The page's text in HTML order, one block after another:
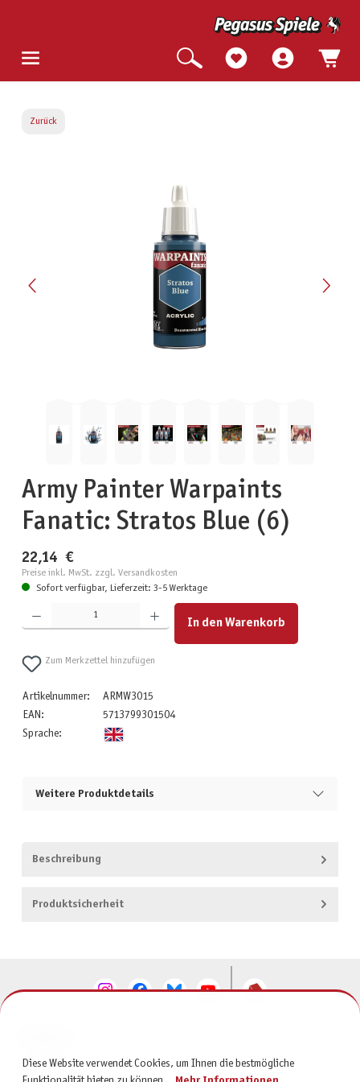
Zurück
Army Painter Warpaints
Fanatic: Stratos Blue (6)
22,14 €
Preise inkl. MwSt. zzgl. Versandkosten
Sofort verfügbar, Lieferzeit: 3-5 Werktage
Produkt Anzahl: Gib den gewünschten Wert ein oder benutze die Schaltflächen um die Anzahl zu
In den Warenkorb
Zum Merkzettel hinzufügen
Artikelnummer:
ARMW3015
EAN:
5713799301504
Sprache:
Weitere Produktdetails
Beschreibung
Produktsicherheit
SERVICE
Diese Website verwendet Cookies, um Ihnen die bestmögliche